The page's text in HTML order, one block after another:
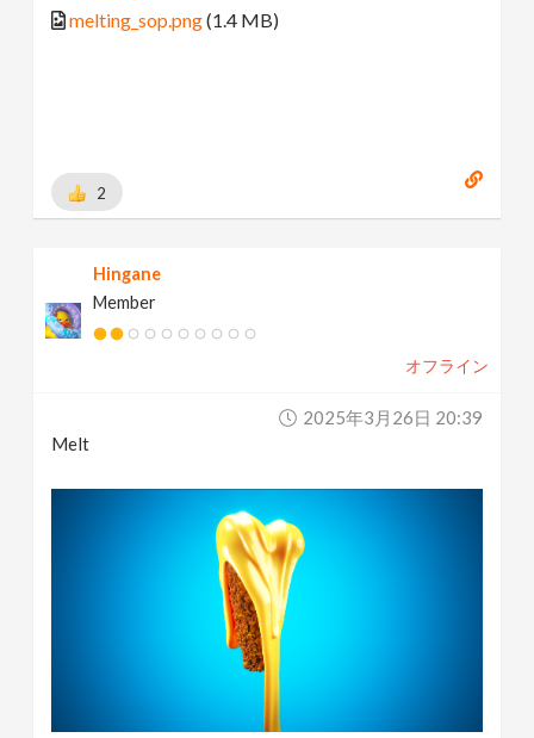
melting_sop.png(1.4 MB)
2
Hingane
Member
オフライン
2025年3月26日 20:39
Melt